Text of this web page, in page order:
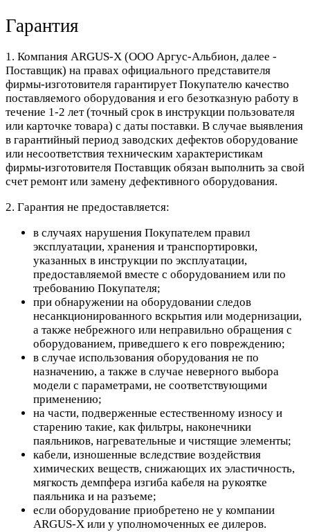
Гарантия
1. Компания ARGUS-X (ООО Аргус-Альбион, далее -
Поставщик) на правах официального представителя
фирмы-изготовителя гарантирует Покупателю качество
поставляемого оборудования и его безотказную работу в
течение 1-2 лет (точный срок в инструкции пользователя
или карточке товара) с даты поставки. В случае выявления
в гарантийный период заводских дефектов оборудование
или несоответствия техническим характеристикам
фирмы-изготовителя Поставщик обязан выполнить за свой
счет ремонт или замену дефективного оборудования.
2. Гарантия не предоставляется:
в случаях нарушения Покупателем правил
эксплуатации, хранения и транспортировки,
указанных в инструкции по эксплуатации,
предоставляемой вместе с оборудованием или по
требованию Покупателя;
при обнаружении на оборудовании следов
несанкционированного вскрытия или модернизации,
а также небрежного или неправильно обращения с
оборудованием, приведшего к его повреждению;
в случае использования оборудования не по
назначению, а также в случае неверного выбора
модели с параметрами, не соответствующими
применению;
на части, подверженные естественному износу и
старению такие, как фильтры, наконечники
паяльников, нагревательные и чистящие элементы;
кабели, изношенные вследствие воздействия
химических веществ, снижающих их эластичность,
мягкость демпфера изгиба кабеля на рукоятке
паяльника и на разъеме;
если оборудование приобретено не у компании
ARGUS-X или у уполномоченных ее дилеров.